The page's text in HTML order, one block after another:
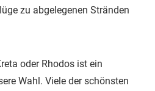
zu abgelegenen Stränden
oder Rhodos ist ein
Wahl. Viele der schönsten